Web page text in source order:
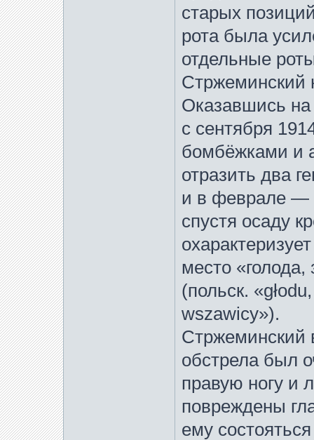
старых
рота была
отдельные
Стржеминский
Оказавшись
с сентября
бомбёжками и
отразить два
и в феврале —
спустя осаду
место
(польск.
wszawicy»).
Стржеминский
обстрела был
правую ногу и
повреждены
ему